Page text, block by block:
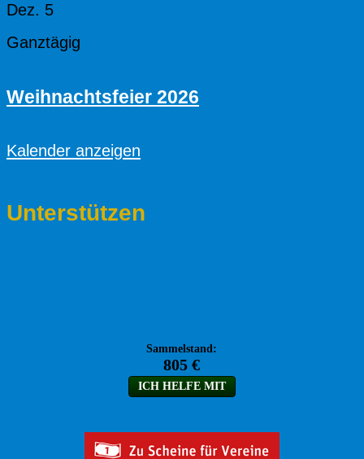
Dez. 5
Ganztägig
Weihnachtsfeier 2026
Kalender anzeigen
Unterstützen